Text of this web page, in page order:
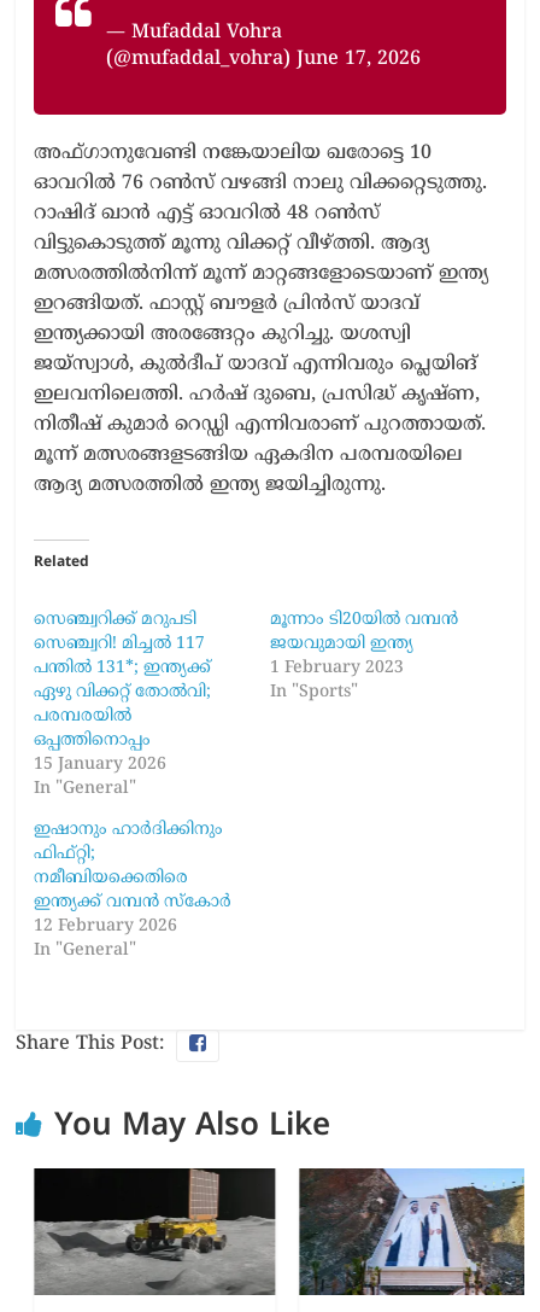
— Mufaddal Vohra
(@mufaddal_vohra) June 17, 2026
അഫ്ഗാനുവേണ്ടി നങ്കേയാലിയ ഖരോട്ടെ 10
ഓവറിൽ 76 റൺസ് വഴങ്ങി നാലു വിക്കറ്റെടുത്തു.
റാഷിദ് ഖാൻ എട്ട് ഓവറിൽ 48 റൺസ്
വിട്ടുകൊടുത്ത് മൂന്നു വിക്കറ്റ് വീഴ്ത്തി. ആദ്യ
മത്സരത്തിൽനിന്ന് മൂന്ന് മാറ്റങ്ങളോടെയാണ് ഇന്ത്യ
ഇറങ്ങിയത്. ഫാസ്റ്റ് ബൗളർ പ്രിൻസ് യാദവ്
ഇന്ത്യക്കായി അരങ്ങേറ്റം കുറിച്ചു. യശസ്വി
ജയ്‌സ്വാൾ, കുൽദീപ് യാദവ് എന്നിവരും പ്ലെയിങ്
ഇലവനിലെത്തി. ഹർഷ് ദുബെ, പ്രസിദ്ധ് കൃഷ്ണ,
നിതീഷ് കുമാർ റെഡ്ഡി എന്നിവരാണ് പുറത്തായത്.
മൂന്ന് മത്സരങ്ങളടങ്ങിയ ഏകദിന പരമ്പരയിലെ
ആദ്യ മത്സരത്തിൽ ഇന്ത്യ ജയിച്ചിരുന്നു.
Related
സെഞ്ച്വറിക്ക് മറുപടി
സെഞ്ച്വറി! മിച്ചൽ 117
പന്തിൽ 131*; ഇന്ത്യക്ക്
ഏഴു വിക്കറ്റ് തോൽവി;
പരമ്പരയിൽ
ഒപ്പത്തിനൊപ്പം
15 January 2026
In "General"
മൂന്നാം ടി20യിൽ വമ്പന്‍
ജയവുമായി ഇന്ത്യ
1 February 2023
In "Sports"
ഇഷാനും ഹാർദിക്കിനും
ഫിഫ്റ്റി;
നമീബിയക്കെതിരെ
ഇന്ത്യക്ക് വമ്പൻ സ്കോർ
12 February 2026
In "General"
Share This Post:
You May Also Like